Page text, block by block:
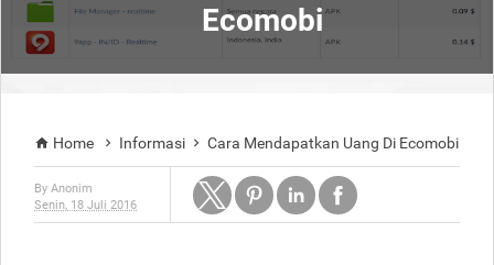
Ecomobi
 Home  Informasi  Cara Mendapatkan Uang Di Ecomobi
By Anonim
Senin, 18 Juli 2016